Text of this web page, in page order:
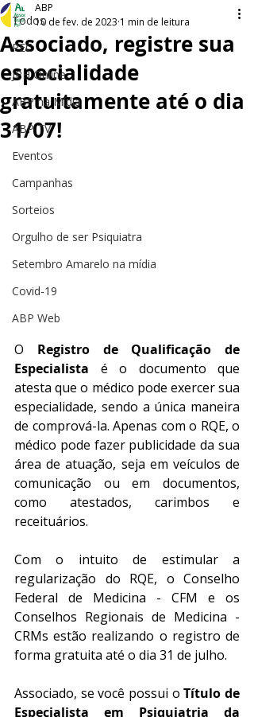
Todos
PEC
JPH Online
ABP na Mídia
ABP TV
Eventos
Campanhas
Sorteios
Orgulho de ser Psiquiatra
Setembro Amarelo na mídia
Covid-19
ABP Web
Associado, registre sua
especialidade
gratuitamente até o dia
31/07!
ABP
10 de fev. de 2023 1 min de leitura
O Registro de Qualificação de
Especialista é o documento que
atesta que o médico pode exercer sua
especialidade, sendo a única maneira
de comprová-la. Apenas com o RQE, o
médico pode fazer publicidade da sua
área de atuação, seja em veículos de
comunicação ou em documentos,
como atestados, carimbos e
receituários.
Com o intuito de estimular a
regularização do RQE, o Conselho
Federal de Medicina - CFM e os
Conselhos Regionais de Medicina -
CRMs estão realizando o registro de
forma gratuita até o dia 31 de julho.
Associado, se você possui o Título de
Especialista em Psiquiatria da